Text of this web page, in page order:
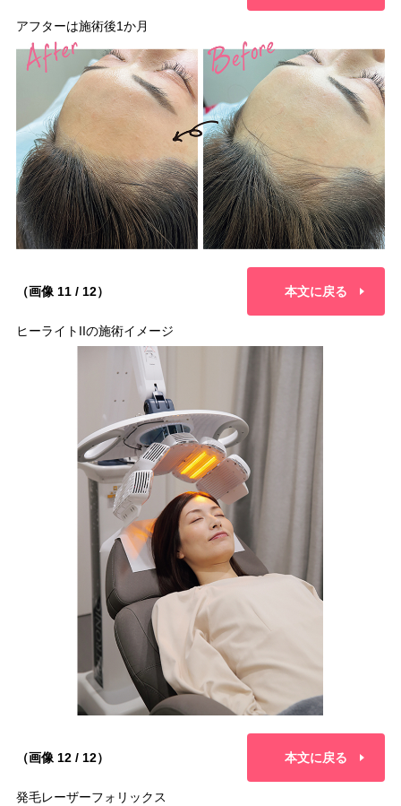
アフターは施術後1か月
（画像 11 / 12） 本文に戻る
ヒーライトIIの施術イメージ
（画像 12 / 12） 本文に戻る
発毛レーザーフォリックス